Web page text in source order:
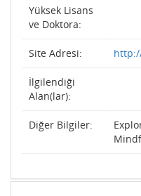
Yüksek Lisans
ve Doktora:
Site Adresi:
İlgilendiği
Alan(lar):
Diğer Bilgiler: